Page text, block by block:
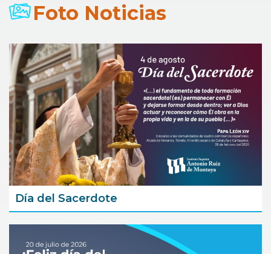
Foto Noticias
Día del Sacerdote